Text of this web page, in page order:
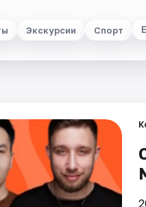
Экскурсии Спорт